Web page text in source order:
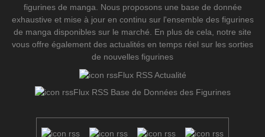
figurines de manga. Nous proposons une base de donnée
exhaustive et mise à jour en continu sur l'ensemble des figurines
de manga disponibles sur le marché. En plus de cela, notre site
vous offre également des actualités en temps réel sur les sorties
de nouvelles figurines
Flux RSS Actualité
Flux RSS Base de Données des Figurines